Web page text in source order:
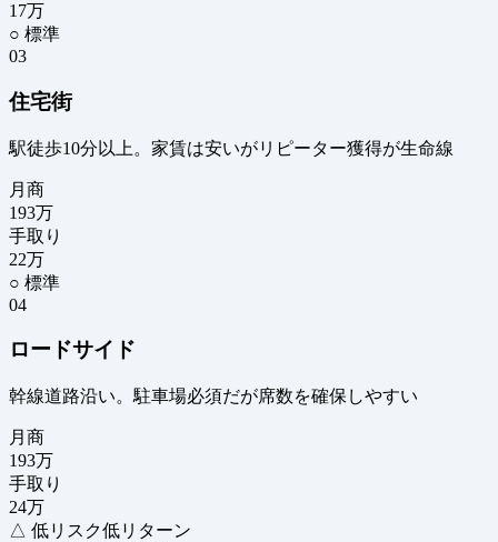
17万
○ 標準
03
住宅街
駅徒歩10分以上。家賃は安いがリピーター獲得が生命線
月商
193万
手取り
22万
○ 標準
04
ロードサイド
幹線道路沿い。駐車場必須だが席数を確保しやすい
月商
193万
手取り
24万
△ 低リスク低リターン